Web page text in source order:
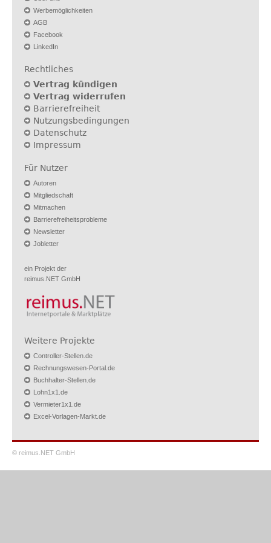
Werbemöglichkeiten
AGB
Facebook
LinkedIn
Rechtliches
Vertrag kündigen
Vertrag widerrufen
Barrierefreiheit
Nutzungsbedingungen
Datenschutz
Impressum
Für Nutzer
Autoren
Mitgliedschaft
Mitmachen
Barrierefreiheitsprobleme
Newsletter
Jobletter
ein Projekt der
reimus.NET GmbH
Weitere Projekte
Controller-Stellen.de
Rechnungswesen-Portal.de
Buchhalter-Stellen.de
Lohn1x1.de
Vermieter1x1.de
Excel-Vorlagen-Markt.de
© reimus.NET GmbH